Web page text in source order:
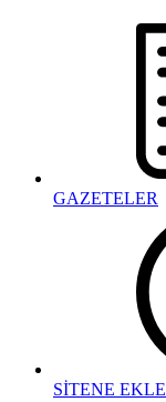
GAZETELER
SİTENE EKLE